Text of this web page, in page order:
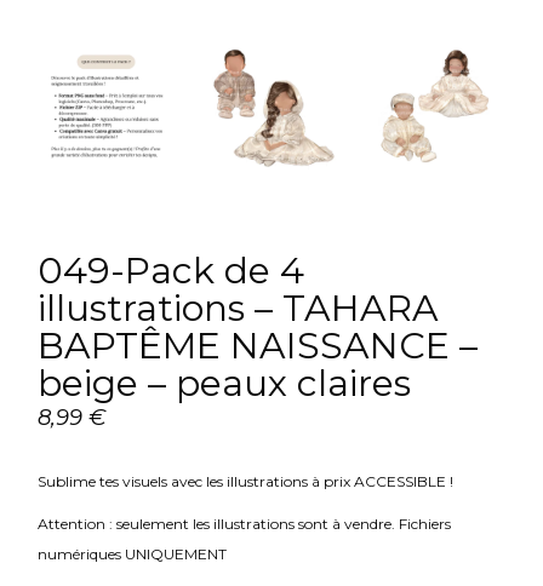
049-Pack de 4
illustrations – TAHARA
BAPTÊME NAISSANCE –
beige – peaux claires
8,99€
Sublime tes visuels avec les illustrations à prix ACCESSIBLE !
Attention : seulement les illustrations sont à vendre. Fichiers
numériques UNIQUEMENT